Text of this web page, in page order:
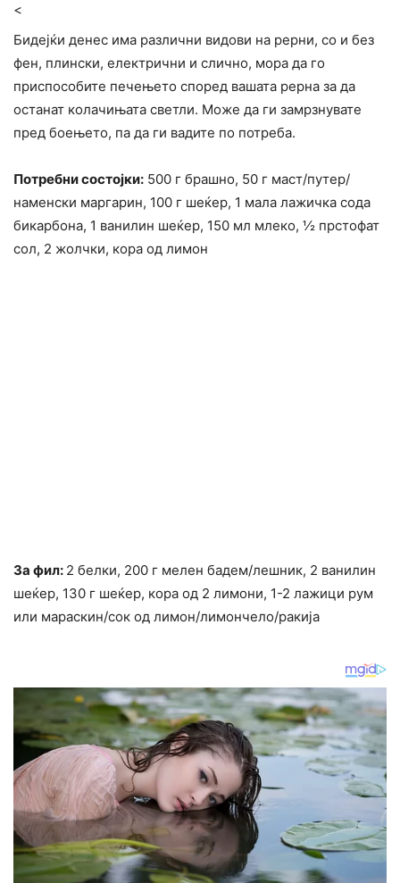
<
Бидејќи денес има различни видови на рерни, со и без
фен, плински, електрични и слично, мора да го
приспособите печењето според вашата рерна за да
останат колачињата светли. Може да ги замрзнувате
пред боењето, па да ги вадите по потреба.
Потребни состојки: 500 г брашно, 50 г маст/путер/
наменски маргарин, 100 г шеќер, 1 мала лажичка сода
бикарбона, 1 ванилин шеќер, 150 мл млеко, ½ прстофат
сол, 2 жолчки, кора од лимон
За фил: 2 белки, 200 г мелен бадем/лешник, 2 ванилин
шеќер, 130 г шеќер, кора од 2 лимони, 1-2 лажици рум
или мараскин/сок од лимон/лимончело/ракија